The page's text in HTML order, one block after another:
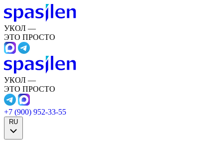
УКОЛ —
ЭТО ПРОСТО
УКОЛ —
ЭТО ПРОСТО
+7 (900) 952-33-55
RU